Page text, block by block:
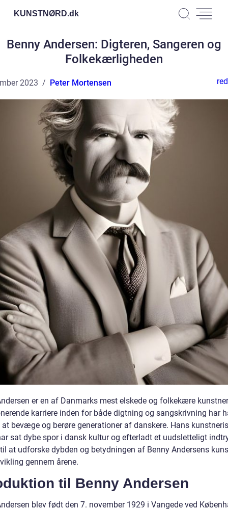
KUNSTNØRD.dk
Benny Andersen: Digteren, Sangeren og
Folkekærligheden
2023 Peter Mortensen
er en af Danmarks mest elskede og folkekære
karriere inden for både digtning og sangskrivning har
bevæge og berøre generationer af danskere. Hans
sat dybe spor i dansk kultur og efterladt et uudsletteligt
at udforske dybden og betydningen af Benny Andersens
gennem årene.
til Benny Andersen
blev født den 7. november 1929 i Vangede ved